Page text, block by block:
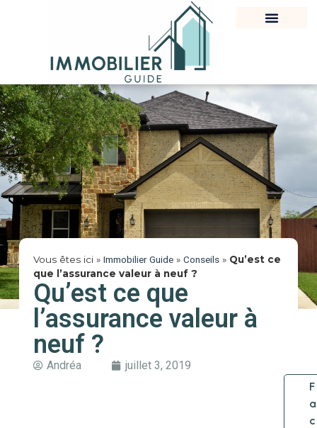
Vous êtes ici » Immobilier Guide» Conseils» Qu’est ce
que l’assurance valeur à neuf ?
Qu’est ce que
l’assurance valeur à
neuf ?
Andréa juillet 3, 2019
F
a
c